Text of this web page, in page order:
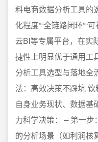
料电商数据分析工具的
化程度”“全链路闭环”“
云BI等专属平台，在实
捷性上明显优于通用
分析工具选型与落地全
法：高效决策不踩坑
自身业务现状、数据基
力科学决策： – 第一
的分析场景（如利润核